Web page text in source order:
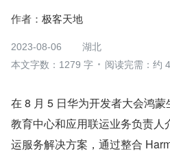
作者： 极客天地
2023-08-06
湖北
本文字数：1279 字
阅读完需：约
在 8 月 5 日华为开发者大会鸿
教育中心和应用联运业务负责人
运服务解决方案，通过整合